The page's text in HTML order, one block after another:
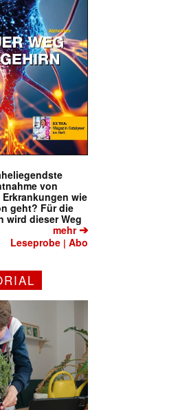
von
wie
geht? Für die
wird dieser Weg
mehr➔
Leseprobe |Abo